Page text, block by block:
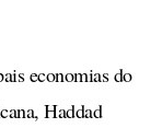
economias do
Haddad